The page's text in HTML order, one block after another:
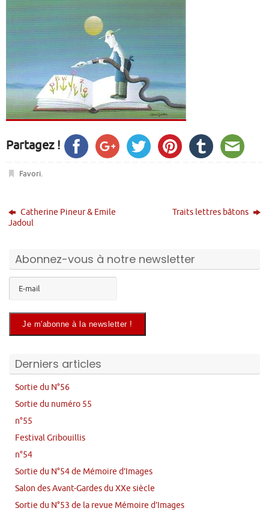
Partagez !
Favori.
Catherine Pineur & Emile
Jadoul
Traits lettres bâtons
Abonnez-vous à notre newsletter
Derniers articles
Sortie du N°56
Sortie du numéro 55
n°55
Festival Gribouillis
n°54
Sortie du N°54 de Mémoire d’Images
Salon des Avant-Gardes du XXe siècle
Sortie du N°53 de la revue Mémoire d’Images